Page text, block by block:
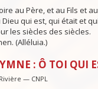
au Père, et au Fils et
Dieu qui est, qui était et
les siècles des siècles.
(Alléluia.)
: Ô TOI QUI
— CNPL